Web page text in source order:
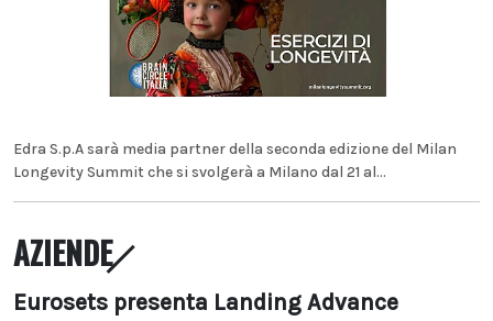
Edra S.p.A sarà media partner della seconda edizione del Milan
Longevity Summit che si svolgerà a Milano dal 21 al...
AZIENDE
Eurosets presenta Landing Advance